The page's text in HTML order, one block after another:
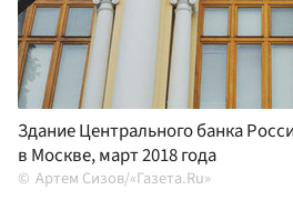
Здание Центрального банка
в Москве, март 2018 года
Артем Сизов/«Газета.Ru»